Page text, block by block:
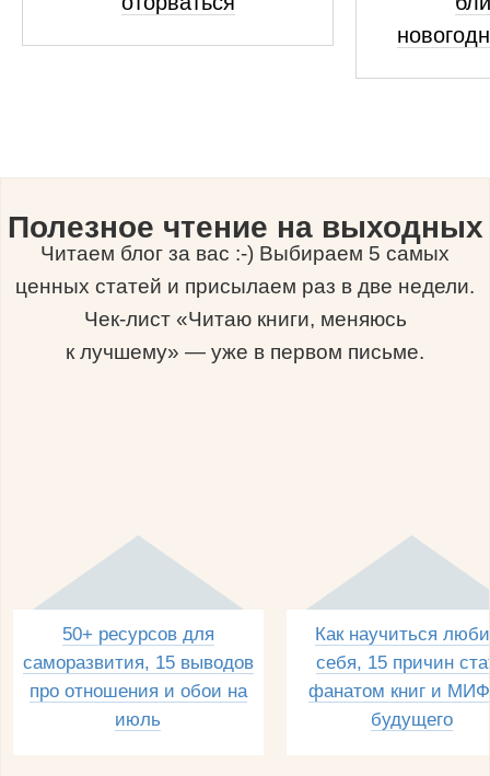
Полезное чтение на выходных
Читаем блог за вас :-) Выбираем 5 самых
ценных статей и присылаем раз в две недели.
Чек-лист «Читаю книги, меняюсь
к лучшему» — уже в первом письме.
50+ ресурсов для
саморазвития, 15 выводов
про отношения и обои на
июль
Как научиться
себя, 15 причин
фанатом книг и
будущего